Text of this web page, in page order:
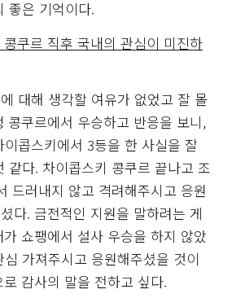
좋은 기억이다.
쿠르 직후 국내의 관심이 미진하
대해 생각할 여유가 없었고 잘 몰
콩쿠르에서 우승하고 반응을 보니,
콥스키에서 3등을 한 사실을 잘
같다. 차이콥스키 콩쿠르 끝나고 조
드러내지 않고 격려해주시고 응원
다. 금전적인 지원을 말하려는 게
쇼팽에서 설사 우승을 하지 않았
가져주시고 응원해주셨을 것이
감사의 말을 전하고 싶다.